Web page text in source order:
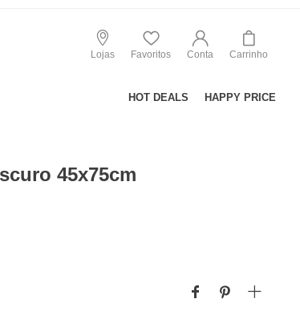
Lojas Favoritos Conta Carrinho
HOT DEALS HAPPY PRICE
45x75cm